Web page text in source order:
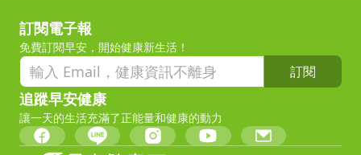
訂閱電子報
免費訂閱早安，開始健康新生活！
訂閱
追蹤早安健康
讓一天的生活充滿了正能量和健康的動力